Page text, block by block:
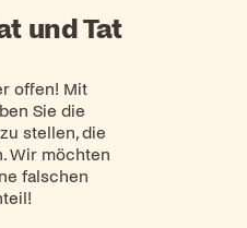
und Tat
offen! Mit
Sie die
stellen, die
Wir möchten
falschen